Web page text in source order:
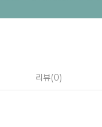
리뷰 0